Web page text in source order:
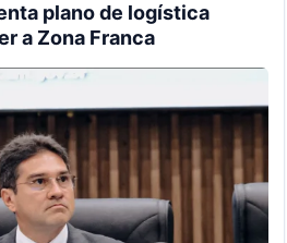
plano de logística
a Zona Franca